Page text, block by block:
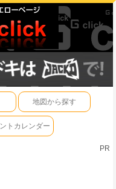
地図から探す
トカレンダー
PR